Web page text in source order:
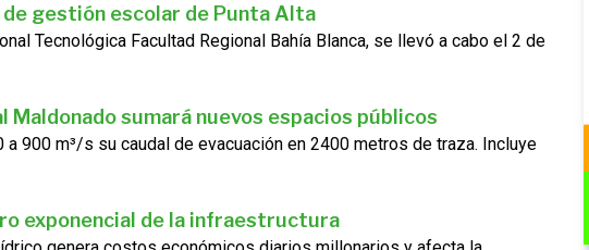
gestión escolar de Punta Alta
Tecnológica Facultad Regional Bahía Blanca, se llevó a cabo el 2 de
Maldonado sumará nuevos espacios públicos
a 900 m³/s su caudal de evacuación en 2400 metros de traza. Incluye
exponencial de la infraestructura